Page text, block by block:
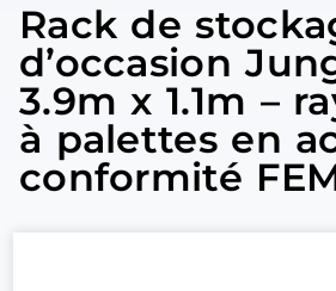
Rack de
d’occasion
3.9m x 1.1m –
à palettes en
conformité